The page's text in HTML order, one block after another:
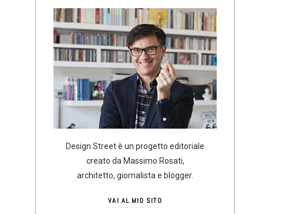
Design Street è un progetto editoriale
creato da Massimo Rosati,
architetto, giornalista e blogger.
VAI AL MIO SITO